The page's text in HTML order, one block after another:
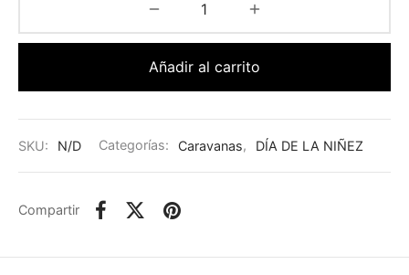
Añadir al carrito
SKU: N/D Categorías: Caravanas, DÍA DE LA NIÑEZ
Compartir